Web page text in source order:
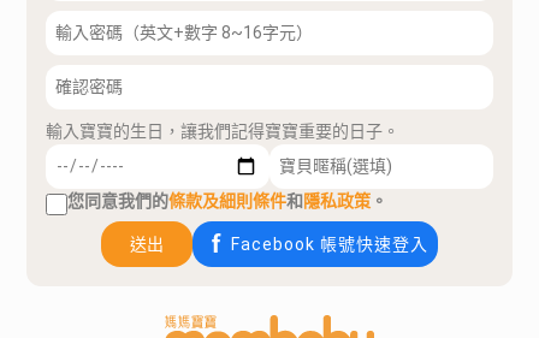
輸入寶寶的生日，讓我們記得寶寶重要的日子。
您同意我們的條款及細則條件和隱私政策 。
送出 Facebook 帳號快速登入